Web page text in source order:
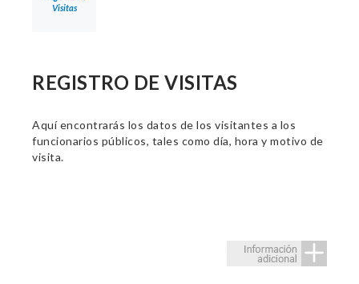
Visitas
REGISTRO DE VISITAS
Aquí encontrarás los datos de los visitantes a los
funcionarios públicos, tales como día, hora y motivo de
visita.